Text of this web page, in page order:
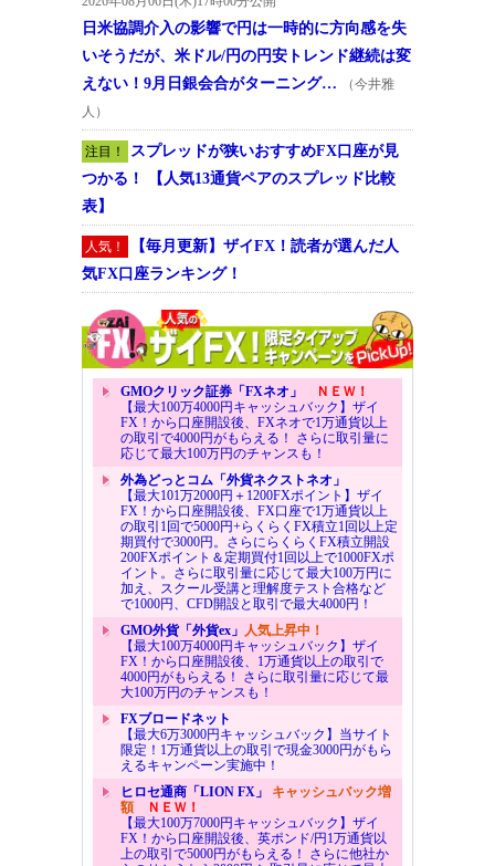
日米協調介入の影響で円は一時的に方向感を失
いそうだが、米ドル/円の円安トレンド継続は変
えない！9月日銀会合がターニング…
（今井雅
人）
注目！
スプレッドが狭いおすすめFX口座が見
つかる！ 【人気13通貨ペアのスプレッド比較
表】
人気！
【毎月更新】ザイFX！読者が選んだ人
気FX口座ランキング！
GMOクリック証券「FXネオ」
ＮＥＷ！
【最大100万4000円キャッシュバック】ザイ
FX！から口座開設後、FXネオで1万通貨以上
の取引で4000円がもらえる！ さらに取引量に
応じて最大100万円のチャンスも！
外為どっとコム「外貨ネクストネオ」
【最大101万2000円＋1200FXポイント】ザイ
FX！から口座開設後、FX口座で1万通貨以上
の取引1回で5000円+らくらくFX積立1回以上定
期買付で3000円。さらにらくらくFX積立開設
200FXポイント＆定期買付1回以上で1000FXポ
イント。さらに取引量に応じて最大100万円に
加え、スクール受講と理解度テスト合格など
で1000円、CFD開設と取引で最大4000円！
GMO外貨「外貨ex」 人気上昇中！
【最大100万4000円キャッシュバック】ザイ
FX！から口座開設後、1万通貨以上の取引で
4000円がもらえる！ さらに取引量に応じて最
大100万円のチャンスも！
FXブロードネット
【最大6万3000円キャッシュバック】当サイト
限定！1万通貨以上の取引で現金3000円がもら
えるキャンペーン実施中！
ヒロセ通商「LION FX」 キャッシュバック増
額ＮＥＷ！
【最大100万7000円キャッシュバック】ザイ
FX！から口座開設後、英ポンド/円1万通貨以
上の取引で5000円がもらえる！ さらに他社か